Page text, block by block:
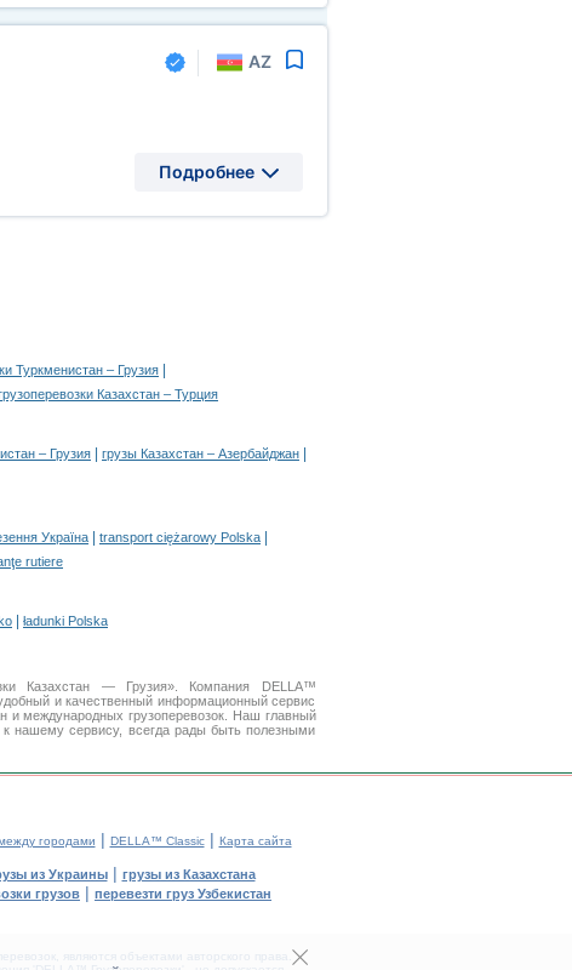
AZ
Подробнее
Туркменистан – Грузия
Казахстан – Турция
– Грузия грузы Казахстан – Азербайджан
Україна transport ciężarowy Polska
rutiere
ładunki Polska
Казахстан — Грузия». Компания DELLA™
и качественный информационный сервис
и международных грузоперевозок. Наш главный
нашему сервису, всегда рады быть полезными
городами | DELLA™ Classic| Карта сайта
из Украины| грузы из Казахстана
грузов | перевезти груз Узбекистан
являются объектами авторского права.